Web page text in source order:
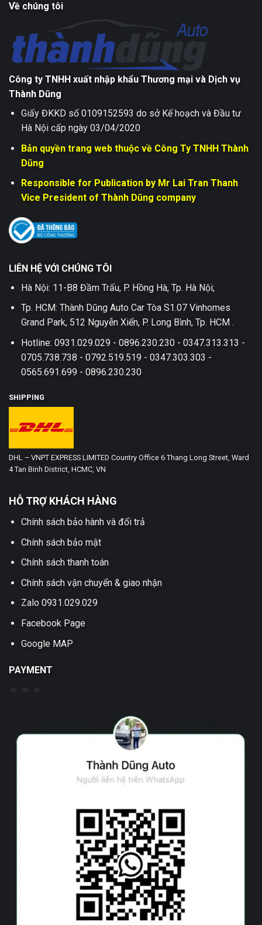
Về chúng tôi
Công ty TNHH xuất nhập khẩu Thương mại và Dịch vụ
Thành Dũng
Giấy ĐKKD số 0109152593 do sở Kế hoạch và Đầu tư
Hà Nội cấp ngày 03/04/2020
Bản quyền trang web thuộc về Công Ty TNHH Thành
Dũng
Responsible for Publication by Mr Lai Tran Thanh
Vice President of Thành Dũng company
LIÊN HỆ VỚI CHÚNG TÔI
Hà Nội: 11-B8 Đầm Trấu, P. Hồng Hà, Tp. Hà Nội;
Tp. HCM: Thành Dũng Auto Car Tòa S1.07 Vinhomes
Grand Park, 512 Nguyễn Xiển, P. Long Bình, Tp. HCM .
Hotline: 0931.029.029 - 0896.230.230 - 0347.313.313 -
0705.738.738 - 0792.519.519 - 0347.303.303 -
0565.691.699 - 0896.230.230
SHIPPING
DHL – VNPT EXPRESS LIMITED Country Office 6 Thang Long Street, Ward
4 Tan Binh District, HCMC, VN
HỖ TRỢ KHÁCH HÀNG
Chính sách bảo hành và đổi trả
Chính sách bảo mật
Chính sách thanh toán
Chính sách vận chuyển & giao nhận
Zalo 0931.029.029
Facebook Page
Google MAP
PAYMENT